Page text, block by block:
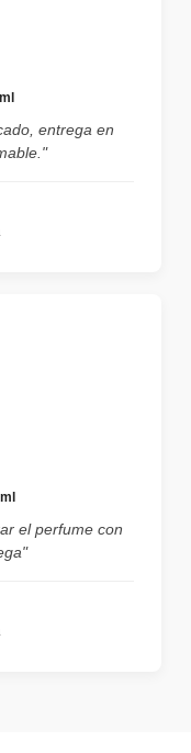
entrega en
el perfume con